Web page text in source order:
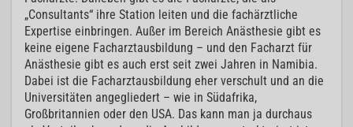
„Consultants“ ihre Station leiten und die fachärztliche
Expertise einbringen. Außer im Bereich Anästhesie gibt es
keine eigene Facharztausbildung – und den Facharzt für
Anästhesie gibt es auch erst seit zwei Jahren in Namibia.
Dabei ist die Facharztausbildung eher verschult und an die
Universitäten angegliedert – wie in Südafrika,
Großbritannien oder den USA. Das kann man ja durchaus